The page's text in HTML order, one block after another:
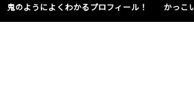
鬼のようによくわかるプロフィール！ かっこ